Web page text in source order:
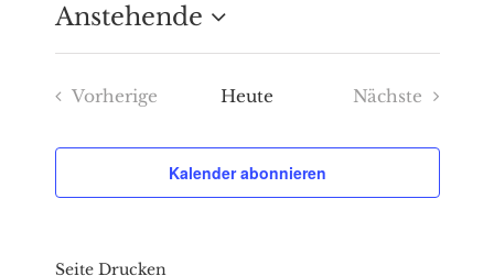
Anstehende
Datum
wählen.
Vorherige
Heute
Nächste
Kalender abonnieren
Seite Drucken